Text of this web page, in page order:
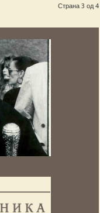
Страна 3 од 4